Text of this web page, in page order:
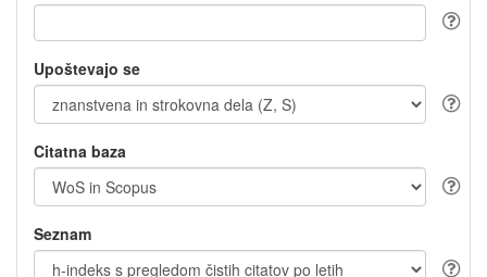
Upoštevajo se
Citatna baza
Seznam